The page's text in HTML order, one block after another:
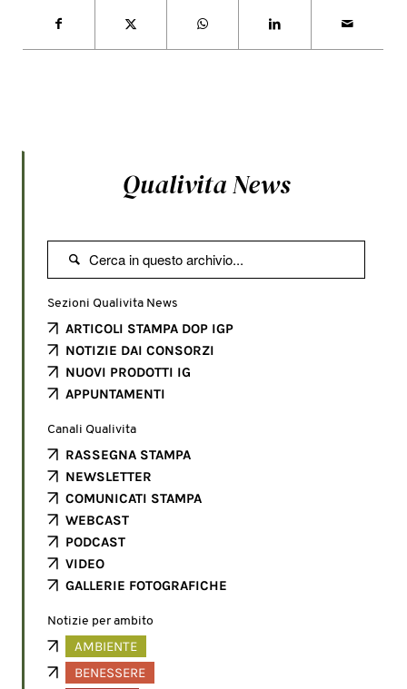
Qualivita News

Sezioni Qualivita News
ARTICOLI STAMPA DOP IGP
NOTIZIE DAI CONSORZI
NUOVI PRODOTTI IG
APPUNTAMENTI
Canali Qualivita
RASSEGNA STAMPA
NEWSLETTER
COMUNICATI STAMPA
WEBCAST
PODCAST
VIDEO
GALLERIE FOTOGRAFICHE
Notizie per ambito
AMBIENTE
BENESSERE